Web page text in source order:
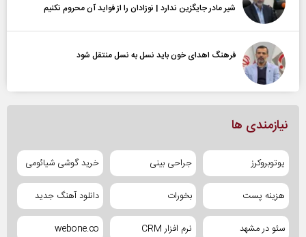
شیر مادر جایگزین ندارد | نوزادان را از فواید آن محروم نکنیم
فرهنگ اهدای خون باید نسل به نسل منتقل شود
نیازمندی ها
یوتوبروکرز جراحی بینی خرید گوشی شیائومی
هزینه پست بخورات دانلود آهنگ جدید
سئو در مشهد نرم افزار CRM webone.co